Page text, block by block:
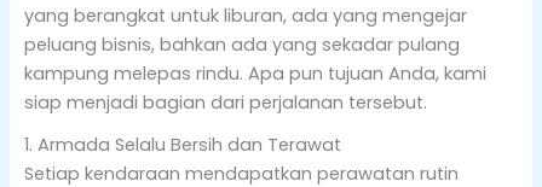
yang berangkat untuk liburan, ada yang mengejar
peluang bisnis, bahkan ada yang sekadar pulang
kampung melepas rindu. Apa pun tujuan Anda, kami
siap menjadi bagian dari perjalanan tersebut.
1. Armada Selalu Bersih dan Terawat
Setiap kendaraan mendapatkan perawatan rutin